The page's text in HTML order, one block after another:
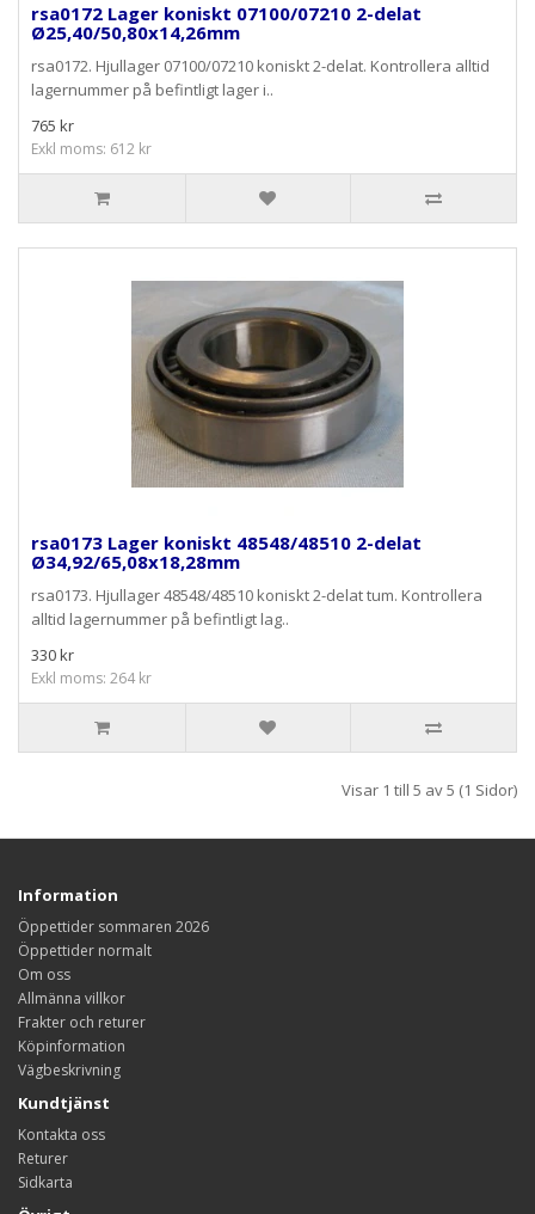
rsa0172 Lager koniskt 07100/07210 2-delat
Ø25,40/50,80x14,26mm
rsa0172. Hjullager 07100/07210 koniskt 2-delat. Kontrollera alltid
lagernummer på befintligt lager i..
765 kr
Exkl moms: 612 kr
rsa0173 Lager koniskt 48548/48510 2-delat
Ø34,92/65,08x18,28mm
rsa0173. Hjullager 48548/48510 koniskt 2-delat tum. Kontrollera
alltid lagernummer på befintligt lag..
330 kr
Exkl moms: 264 kr
Visar 1 till 5 av 5 (1 Sidor)
Information
Öppettider sommaren 2026
Öppettider normalt
Om oss
Allmänna villkor
Frakter och returer
Köpinformation
Vägbeskrivning
Kundtjänst
Kontakta oss
Returer
Sidkarta